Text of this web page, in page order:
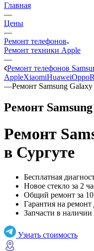
Главная
—
Цены
—
Ремонт телефонов
Ремонт техники Apple
—
Ремонт телефонов
AppleXiaomiHuaweiOppo
—Ремонт Samsung
Ремонт
Ремонт
в Сургуте
Бесплатная
Новое стекло за 2
Общий ремонт за
Гарантия на ремонт
Запчасти в наличии
Узнать стоимость